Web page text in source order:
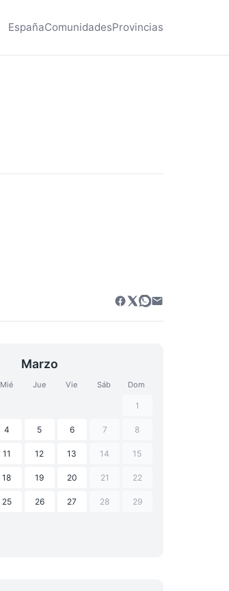
EspañaComunidadesProvincias
Marzo
Mié Jue Vie Sáb Dom
1
4 5 6 7 8
11 12 13 14 15
18 19 20 21 22
25 26 27 28 29